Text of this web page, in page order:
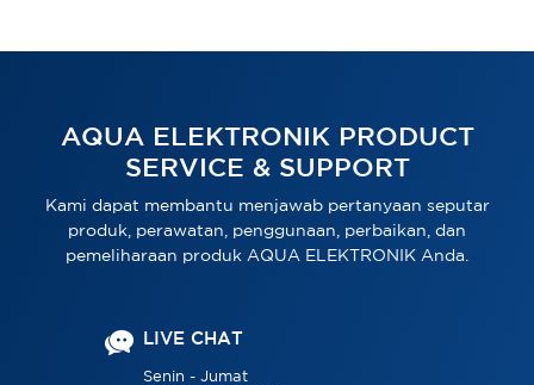
AQUA ELEKTRONIK PRODUCT
SERVICE & SUPPORT
Kami dapat membantu menjawab pertanyaan seputar
produk, perawatan, penggunaan, perbaikan, dan
pemeliharaan produk AQUA ELEKTRONIK Anda.
LIVE CHAT
Senin - Jumat